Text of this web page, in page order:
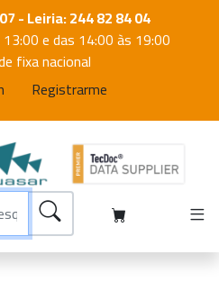
- Leiria: 244 82 84 04
e das 14:00 às 19:00
fixa nacional
Registrarme